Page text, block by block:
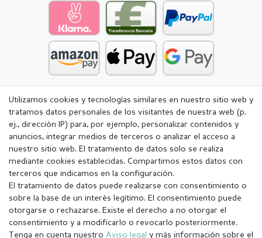
Utilizamos cookies y tecnologías similares en nuestro sitio web y
tratamos datos personales de los visitantes de nuestra web (p.
ej., dirección IP) para, por ejemplo, personalizar contenidos y
anuncios, integrar medios de terceros o analizar el acceso a
nuestro sitio web. El tratamiento de datos solo se realiza
mediante cookies establecidas. Compartimos estos datos con
terceros que indicamos en la configuración.
El tratamiento de datos puede realizarse con consentimiento o
sobre la base de un interés legítimo. El consentimiento puede
otorgarse o rechazarse. Existe el derecho a no otorgar el
consentimiento y a modificarlo o revocarlo posteriormente.
Tenga en cuenta nuestro Aviso legal y más información sobre el